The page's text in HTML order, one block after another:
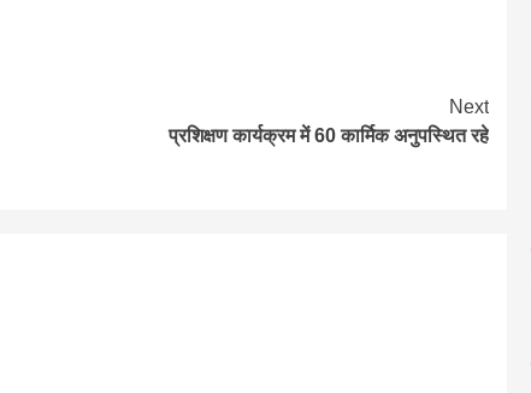
Next
प्रशिक्षण कार्यक्रम में 60 कार्मिक अनुपस्थित रहे